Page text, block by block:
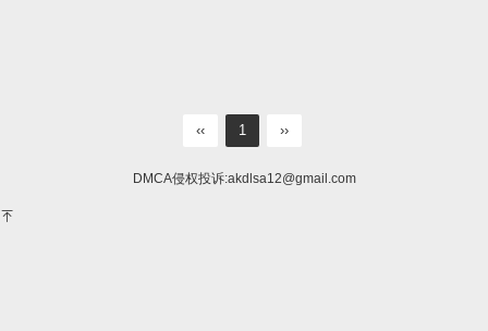
‹‹ 1 ››
DMCA侵权投诉:akdlsa12@gmail.com